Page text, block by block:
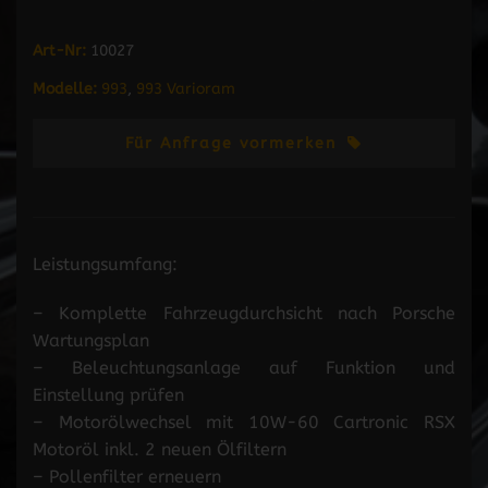
Art-Nr: 10027
Modelle: 993, 993 Varioram
Für Anfrage vormerken
Leistungsumfang:
– Komplette Fahrzeugdurchsicht nach Porsche
Wartungsplan
– Beleuchtungsanlage auf Funktion und
Einstellung prüfen
– Motorölwechsel mit 10W-60 Cartronic RSX
Motoröl inkl. 2 neuen Ölfiltern
– Pollenfilter erneuern